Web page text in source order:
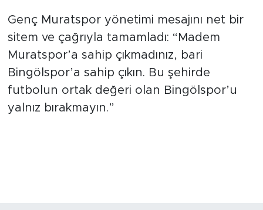
Genç Muratspor yönetimi mesajını net bir
sitem ve çağrıyla tamamladı: “Madem
Muratspor’a sahip çıkmadınız, bari
Bingölspor’a sahip çıkın. Bu şehirde
futbolun ortak değeri olan Bingölspor’u
yalnız bırakmayın.”